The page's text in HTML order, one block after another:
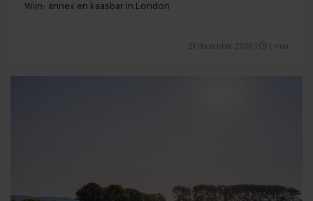
Wijn- annex en kaasbar in London
21 december 2018 1 min